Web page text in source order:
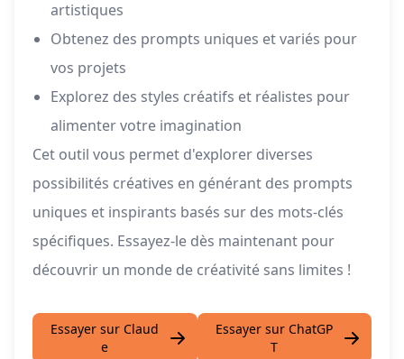
artistiques
Obtenez des prompts uniques et variés pour
vos projets
Explorez des styles créatifs et réalistes pour
alimenter votre imagination
Cet outil vous permet d'explorer diverses
possibilités créatives en générant des prompts
uniques et inspirants basés sur des mots-clés
spécifiques. Essayez-le dès maintenant pour
découvrir un monde de créativité sans limites !
Essayer sur Claud
e
Essayer sur ChatGP
T